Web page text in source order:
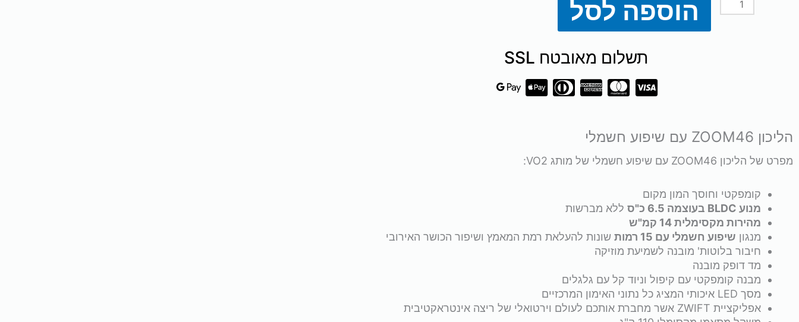
כמות הוספה לסל
תשלום מאובטח SSL
הליכון ZOOM46 עם שיפוע חשמלי
מפרט של הליכון ZOOM46 עם שיפוע חשמלי של מותג VO2:
קומפקטי וחוסך המון מקום
מנוע BLDC בעוצמה 6.5 כ"ס
ללא מברשות
מהירות מקסימלית 14 קמ"ש
מנגון שיפוע חשמלי עם 15 רמות
שונות להעלאת רמת המאמץ ושיפור הכושר האירובי
חיבור בלוטות' מובנה לשמיעת מוזיקה
מד דופק מובנה
מבנה קומפקטי עם קיפול וניוד קל עם גלגלים
מסך LED איכותי המציג כל נתוני האימון המרכזיים
אפליקציית ZWIFT אשר מחברת אותכם לעולם וירטואלי של ריצה אינטראקטיבית